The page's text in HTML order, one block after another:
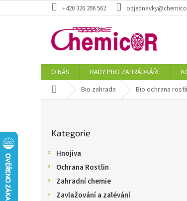
na
+420 326 396 562
O NÁS RADY PRO ZAHRÁDKÁŘE
Domů Bio zahrada Bio ochrana
kategorie
Kategorie
Hnojiva
Ochrana Rostlin
Zahradní chemie
Zavlažování a zalévání